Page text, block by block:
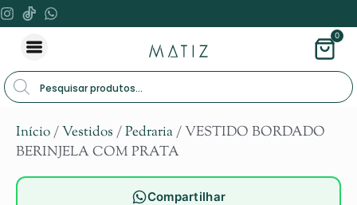
0
Início/Vestidos /Pedraria/ VESTIDO BORDADO
BERINJELA COM PRATA
Compartilhar